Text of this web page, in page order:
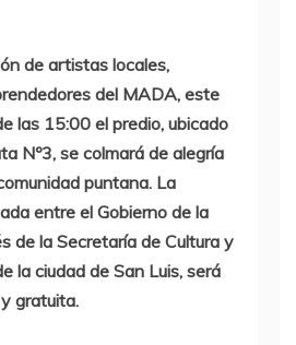
de artistas locales,
del MADA, este
las 15:00 el predio, ubicado
Nº3, se colmará de alegría
puntana. La
entre el Gobierno de la
de la Secretaría de Cultura y
la ciudad de San Luis, será
gratuita.